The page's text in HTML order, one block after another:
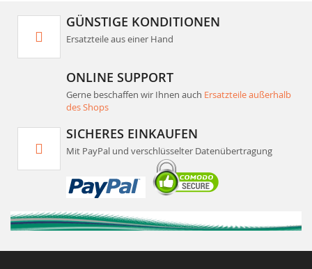
GÜNSTIGE KONDITIONEN
Ersatzteile aus einer Hand
ONLINE SUPPORT
Gerne beschaffen wir Ihnen auch Ersatzteile außerhalb
des Shops
SICHERES EINKAUFEN
Mit PayPal und verschlüsselter Datenübertragung